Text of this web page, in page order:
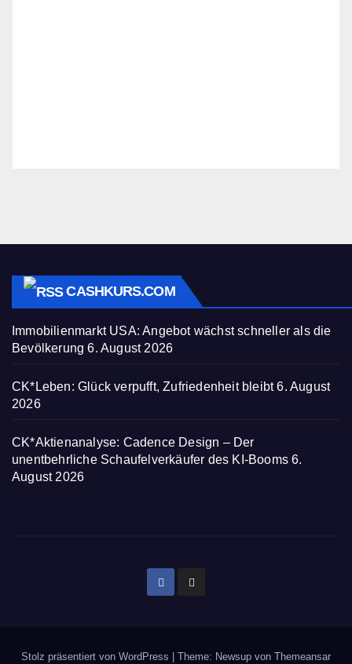
CASHKURS.COM
Immobilienmarkt USA: Angebot wächst schneller als die
Bevölkerung 6. August 2026
CK*Leben: Glück verpufft, Zufriedenheit bleibt 6. August
2026
CK*Aktienanalyse: Cadence Design – Der
unentbehrliche Schaufelverkäufer des KI-Booms 6.
August 2026
Stolz präsentiert von WordPress | Theme: Newsup von Themeansar